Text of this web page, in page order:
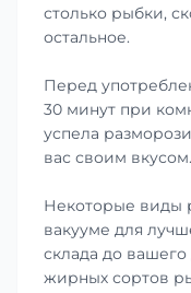
столько рыбки,
остальное.
Перед
30 минут при
успела
вас своим вкусом.
Некоторые виды
вакууме для
склада до вашего
жирных сортов